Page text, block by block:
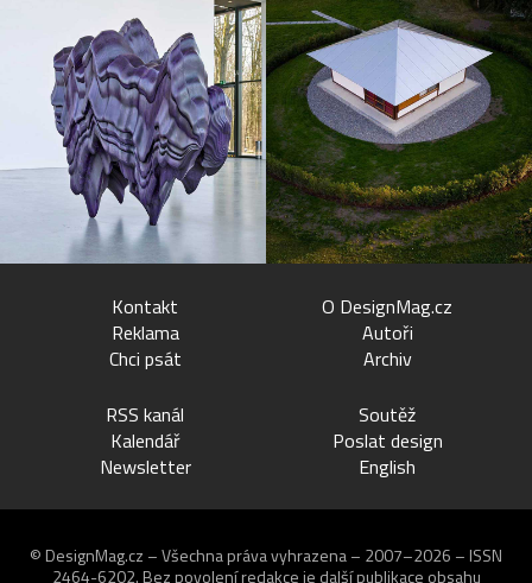
Kontakt
Reklama
Chci psát
O DesignMag.cz
Autoři
Archiv
RSS kanál
Kalendář
Newsletter
Soutěž
Poslat design
English
© DesignMag.cz – Všechna práva vyhrazena – 2007–2026 – ISSN
2464-6202. Bez povolení redakce je další publikace obsahu